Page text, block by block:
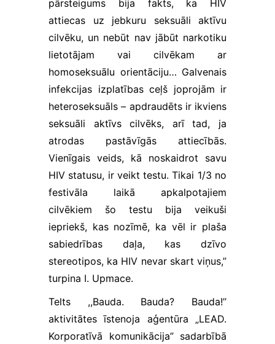
pārsteigums bija fakts, ka HIV
attiecas uz jebkuru seksuāli aktīvu
cilvēku, un nebūt nav jābūt narkotiku
lietotājam vai cilvēkam ar
homoseksuālu orientāciju… Galvenais
infekcijas izplatības ceļš joprojām ir
heteroseksuāls – apdraudēts ir ikviens
seksuāli aktīvs cilvēks, arī tad, ja
atrodas pastāvīgās attiecībās.
Vienīgais veids, kā noskaidrot savu
HIV statusu, ir veikt testu. Tikai 1/3 no
festivāla laikā apkalpotajiem
cilvēkiem šo testu bija veikuši
iepriekš, kas nozīmē, ka vēl ir plaša
sabiedrības daļa, kas dzīvo
stereotipos, ka HIV nevar skart viņus,”
turpina I. Upmace.
Telts ,,Bauda. Bauda? Bauda!’’
aktivitātes īstenoja aģentūra „LEAD.
Korporatīvā komunikācija” sadarbībā